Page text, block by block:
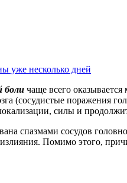
уже несколько дней
боли чаще всего
(сосудистые поражения
силы и
спазмами сосудов
Помимо этого,